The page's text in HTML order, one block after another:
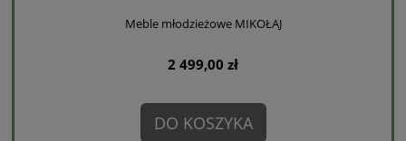
Meble młodzieżowe MIKOŁAJ
2 499,00 zł
DO KOSZYKA